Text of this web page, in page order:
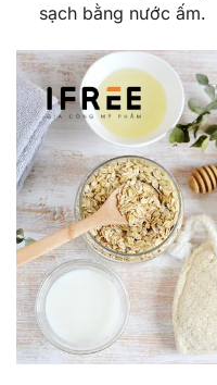
sạch bằng nước ấm.